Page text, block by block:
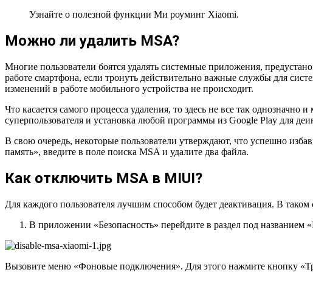
Узнайте о полезной функции Ми роуминг Xiaomi.
Можно ли удалить MSA?
Многие пользователи боятся удалять системные приложения,
работе смартфона, если тронуть действительно важные службы для
изменений в работе мобильного устройства не происходит.
Что касается самого процесса удаления, то здесь не все так
суперпользователя и установка любой программы из Google Play для
В свою очередь, некоторые пользователи утверждают, что успешно
память», введите в поле поиска MSA и удалите два файла.
Как отключить MSA в MIUI?
Для каждого пользователя лучшим способом будет деактивация. В таком
В приложении «Безопасность» перейдите в раздел под
Вызовите меню «Фоновые подключения». Для этого нажмите кнопку